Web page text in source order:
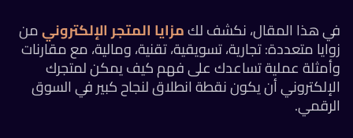
في هذا المقال، نكشف لكمزايا المتجر الإلكترونيمن
زوايا متعددة: تجارية، تسويقية، تقنية، ومالية، مع مقارنات
وأمثلة عملية تساعدك على فهم كيف يمكن لمتجرك
الإلكتروني أن يكون نقطة انطلاق لنجاح كبير في السوق
الرقمي.